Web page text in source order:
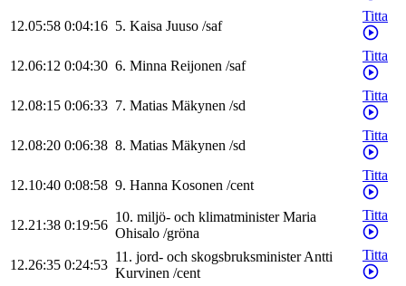
12.05:58 0:04:16 5. Kaisa Juuso /saf
Titta
12.06:12 0:04:30 6. Minna Reijonen /saf
Titta
12.08:15 0:06:33 7. Matias Mäkynen /sd
Titta
12.08:20 0:06:38 8. Matias Mäkynen /sd
Titta
12.10:40 0:08:58 9. Hanna Kosonen /cent
Titta
12.21:38 0:19:56
10. miljö- och klimatminister Maria
Ohisalo /gröna
Titta
12.26:35 0:24:53
11. jord- och skogsbruksministerAntti
Kurvinen /cent
Titta